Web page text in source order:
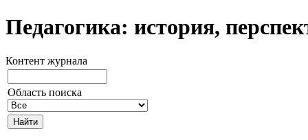
Педагогика: история,
Контент журнала
Область поиска